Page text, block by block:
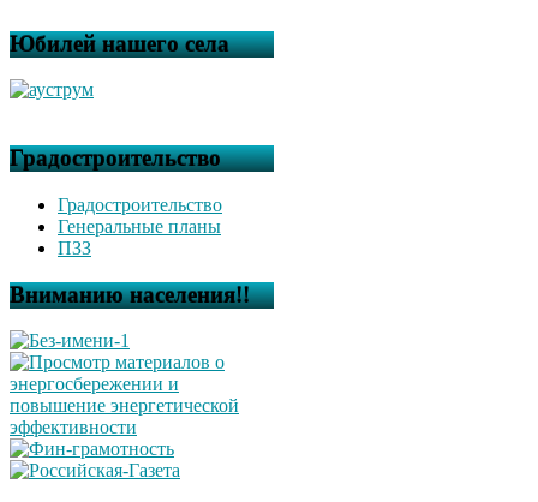
Юбилей нашего села
Градостроительство
Градостроительство
Генеральные планы
ПЗЗ
Вниманию населения!!